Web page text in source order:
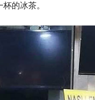
的冰茶。